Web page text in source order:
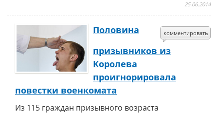
25.06.2014
комментировать
Половина
призывников из
Королева
проигнорировала
повестки военкомата
Из 115 граждан призывного возраста